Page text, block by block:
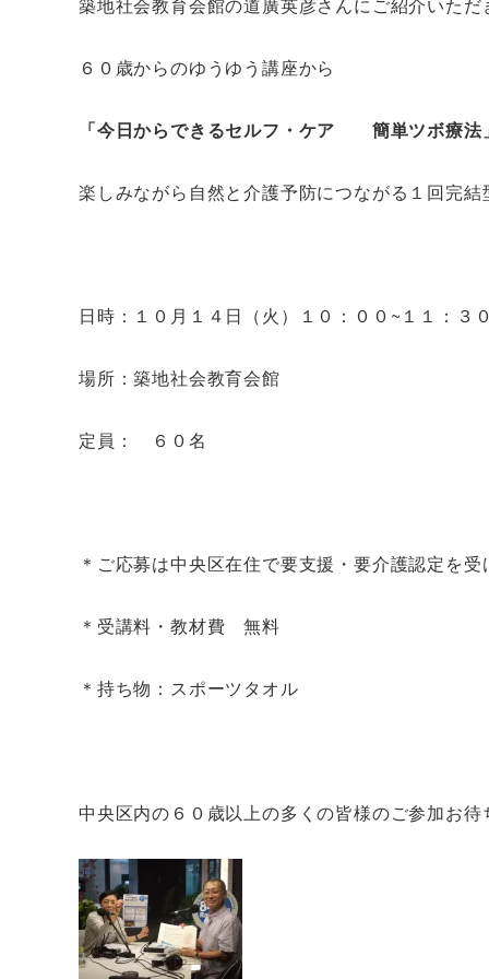
築地社会教育会館の道廣英彦さんにご紹介いただ
６０歳からのゆうゆう講座から
「今日からできるセルフ・ケア 簡単ツボ療法」
楽しみながら自然と介護予防につながる１回完結
日時：１０月１４日（火）１０：００~１１：３０
場所：築地社会教育会館
定員： ６０名
＊ご応募は中央区在住で要支援・要介護認定を受
＊受講料・教材費 無料
＊持ち物：スポーツタオル
中央区内の６０歳以上の多くの皆様のご参加お待